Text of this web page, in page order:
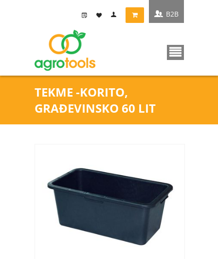
TEKME -KORITO,
GRAĐEVINSKO 60 LIT
B2B